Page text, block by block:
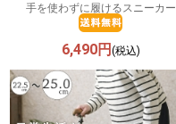
手を使わずに履けるスニーカー
6,490円(税込)